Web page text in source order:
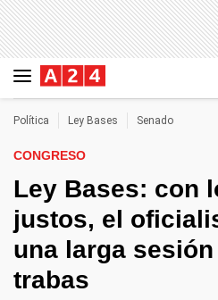
Política Ley Bases Senado
CONGRESO
Ley Bases: con
justos, el
una larga
trabas